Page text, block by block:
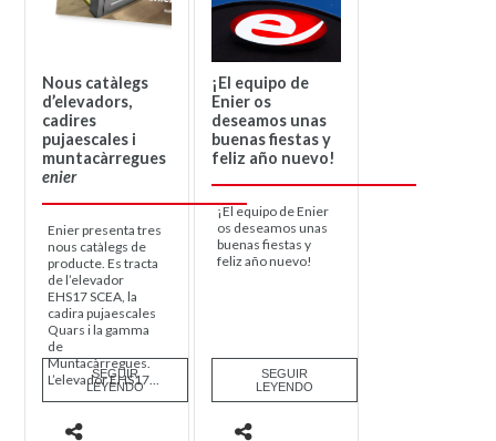
Nous catàlegs
d’elevadors,
cadires
pujaescales i
muntacàrregues
enier
Enier presenta tres
nous catàlegs de
producte. Es tracta
de l’elevador
EHS17 SCEA, la
cadira pujaescales
Quars i la gamma
de
Muntacàrregues.
L’elevador EHS17...
SEGUIR
LEYENDO
¡El equipo de
Enier os
deseamos unas
buenas fiestas y
feliz año nuevo!
¡El equipo de Enier
os deseamos unas
buenas fiestas y
feliz año nuevo!
SEGUIR
LEYENDO